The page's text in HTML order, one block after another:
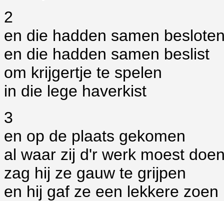
2
en die hadden samen
en die hadden samen beslist
om krijgertje te spelen
in die lege haverkist
3
en op de plaats gekomen
al waar zij d'r werk moest
zag hij ze gauw te grijpen
en hij gaf ze een lekkere zoen